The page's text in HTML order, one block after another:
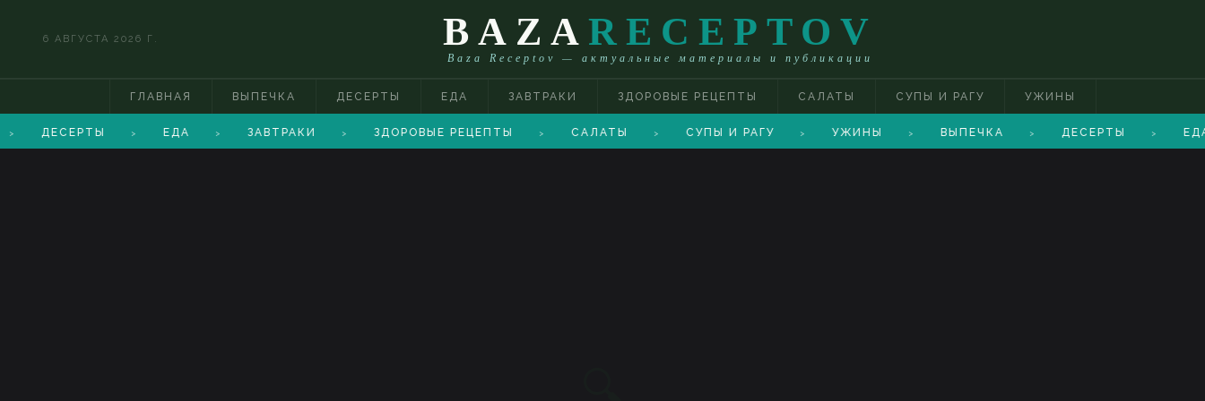
6 АВГУСТА 2026 Г. BAZA RECEPTOV
Baza Receptov — актуальные материалы и публикации
ГЛАВНАЯ ВЫПЕЧКА ДЕСЕРТЫ ЕДА ЗАВТРАКИ ЗДОРОВЫЕ РЕЦЕПТЫ САЛАТЫ СУПЫ И РАГУ УЖИНЫ
> ДЕСЕРТЫ > ЕДА > ЗАВТРАКИ > ЗДОРОВЫЕ РЕЦЕПТЫ > САЛАТЫ > СУПЫ И РАГУ > УЖИНЫ > ВЫПЕЧКА > ДЕСЕРТЫ > ЕДА